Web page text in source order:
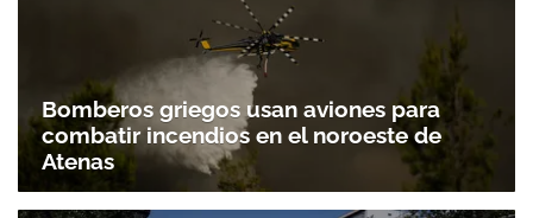
Bomberos griegos usan aviones para
combatir incendios en el noroeste de
Atenas